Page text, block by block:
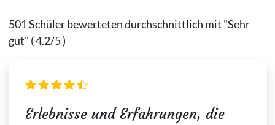
501 Schüler bewerteten durchschnittlich mit "Sehr
gut" ( 4.2/5 )
Erlebnisse und Erfahrungen, die